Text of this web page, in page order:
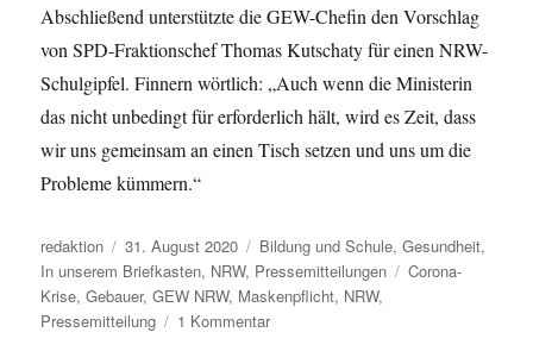
Abschließend unterstützte die GEW-Chefin den Vorschlag
von SPD-Fraktionschef Thomas Kutschaty für einen NRW-
Schulgipfel. Finnern wörtlich: „Auch wenn die Ministerin
das nicht unbedingt für erforderlich hält, wird es Zeit, dass
wir uns gemeinsam an einen Tisch setzen und uns um die
Probleme kümmern.“
Autor
redaktion
Veröffentlicht
am
31. August 2020 Kategorien
Bildung und Schule,Gesundheit,
In unserem Briefkasten, NRW, Pressemitteilungen Schlagwörter
Corona-
Krise,Gebauer,GEW NRW, Maskenpflicht, NRW,
Pressemitteilung
1 Kommentarzu